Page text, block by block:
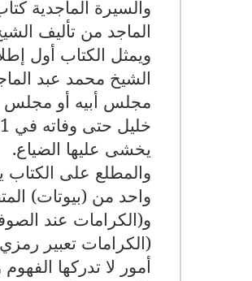
والسيرة الماجدية
الماجد من تأليف
ويمثل الكتاب أول
الشيخ محمد عبد
مجلس أبيه أو مجلس
يخشى عليها الضياع.
والمطلع على
واحد من (بيوتات)
و(الكرامات عند
(الكرامات تعبير
أمور لا تدركها